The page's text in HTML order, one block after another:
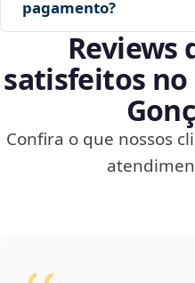
pagamento?
Reviews
satisfeitos no
Confira o que nossos